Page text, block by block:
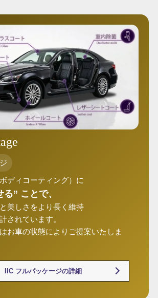
ディコーティング）に
” ことで、
美しさをより長く維持
されています。
お車の状態によりご提案いたしま
IIC フルパッケージの詳細